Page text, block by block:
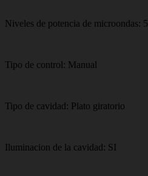
Niveles de potencia de microondas: 5
Tipo de control: Manual
Tipo de cavidad: Plato giratorio
Iluminacion de la cavidad: SI